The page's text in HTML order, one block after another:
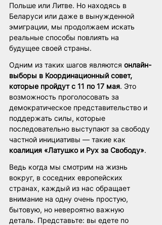
Польше или Литве. Но находясь в
Беларуси или даже в вынужденной
эмиграции, мы продолжаем искать
реальные способы повлиять на
будущее своей страны.
Одним из таких шагов являются онлайн-
выборы в Координационный совет,
которые пройдут с 11 по 17 мая. Это
возможность проголосовать за
демократическое представительство и
поддержать силы, которые
последовательно выступают за свободу
частной инициативы — такие как
коалиция «Латушко и Рух за Свободу».
Ведь когда мы смотрим на жизнь
вокруг, в соседних европейских
странах, каждый из нас обращает
внимание на одну очень простую,
бытовую, но невероятно важную
деталь. Представьте: вы едете по